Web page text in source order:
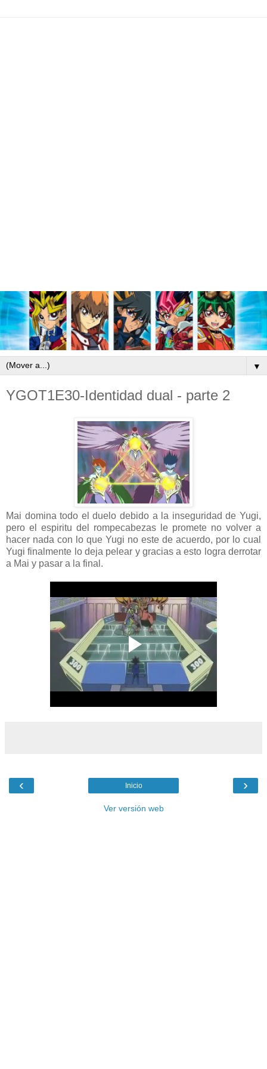
▼
YGOT1E30-Identidad dual - parte 2
Mai domina todo el duelo debido a la inseguridad de Yugi,
pero el espiritu del rompecabezas le promete no volver a
hacer nada con lo que Yugi no este de acuerdo, por lo cual
Yugi finalmente lo deja pelear y gracias a esto logra derrotar
a Mai y pasar a la final.
‹ ›
Inicio
Ver versión web